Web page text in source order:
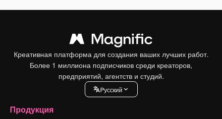
Креативная платформа для создания ваших лучших работ.
Более 1 миллиона подписчиков среди креаторов,
предприятий, агентств и студий.
Pусский
Продукция